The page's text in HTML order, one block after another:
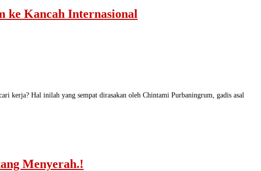
ke Kancah Internasional
kerja? Hal inilah yang sempat dirasakan oleh Chintami Purbaningrum, gadis asal
Menyerah.!